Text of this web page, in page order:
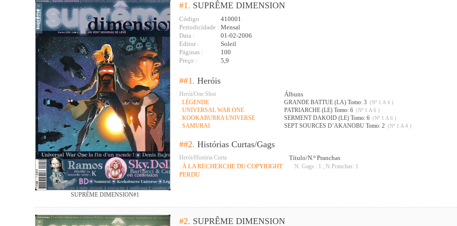
SUPRÊME DIMENSION#1
#1. SUPRÊME DIMENSION
Código
410001
Periodicidade : Mensal
Data :
01-02-2006
Editor :
Soleil
Páginas :
100
Preço :
5,9
##1. Heróis
Herói/One Shot Álbuns
. LÉGENDE GRANDE BATTUE (LA) Tomo: 3 (Nº 1 A 4 )
. UNIVERSAL WAR ONE PATRIARCHE (LE) Tomo: 6 (Nº 1 A 6 )
. KOOKABURRA UNIVERSE SERMENT DAKOID (LE) Tomo: 6 (Nº 1 A 6 )
. SAMURAI SEPT SOURCES D’AKANOBU Tomo: 2 (Nº 1 A 4 )
##2. Histórias Curtas/Gags
Herói/História Curta
Título/N.º Pranchas
. À LA RECHERCHE DU COPYRIGHT
PERDU
N. Gags : 1 ; N.Pranchas: 1
#2. SUPRÊME DIMENSION